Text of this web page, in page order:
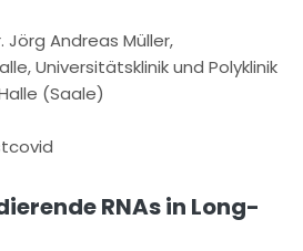
Jörg Andreas Müller,
Universitätsklinik und Polyklinik
(Saale)
RNAs in Long-